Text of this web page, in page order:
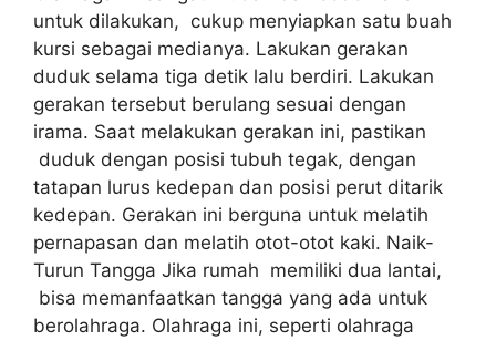
untuk dilakukan, cukup menyiapkan satu buah
kursi sebagai medianya. Lakukan gerakan
duduk selama tiga detik lalu berdiri. Lakukan
gerakan tersebut berulang sesuai dengan
irama. Saat melakukan gerakan ini, pastikan
duduk dengan posisi tubuh tegak, dengan
tatapan lurus kedepan dan posisi perut ditarik
kedepan. Gerakan ini berguna untuk melatih
pernapasan dan melatih otot-otot kaki. Naik-
Turun Tangga Jika rumah memiliki dua lantai,
bisa memanfaatkan tangga yang ada untuk
berolahraga. Olahraga ini, seperti olahraga